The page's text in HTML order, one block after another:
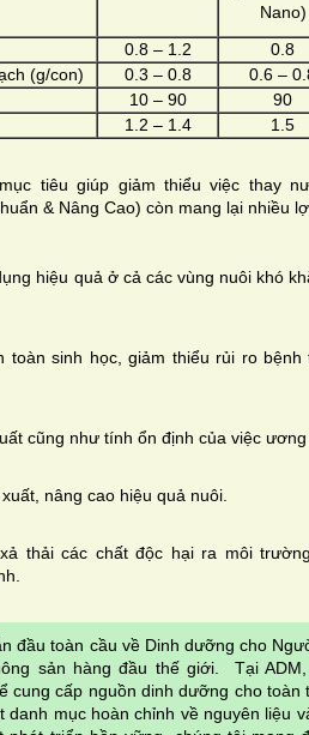
Nano)
0.8 – 1.2 0.8
(g/con)
0.3 – 0.8 0.6 –
10 – 90 90
1.2 – 1.4 1.5
tiêu giúp giảm thiểu việc thay
& Nâng Cao) còn mang lại nhiều
hiệu quả ở cả các vùng nuôi khó
toàn sinh học, giảm thiểu rủi ro
cũng như tính ổn định của việc ương
nâng cao hiệu quả nuôi.
thải các chất độc hại ra môi
đầu toàn cầu về Dinh dưỡng cho
sản hàng đầu thế giới. Tại
cung cấp nguồn dinh dưỡng cho toàn
danh mục hoàn chỉnh về nguyên liệu